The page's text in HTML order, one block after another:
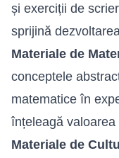
și exerciții de
sprijină
Materiale de
conceptele
matematice în
înțeleagă valoarea
Materiale de